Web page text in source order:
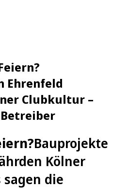
Ehrenfeld
Clubkultur –
Bauprojekte
Kölner
die